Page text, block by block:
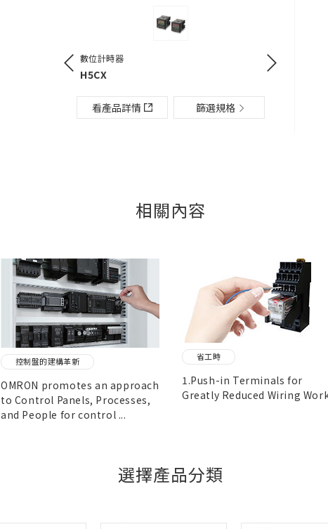
數位計時器
H5CX
看產品詳情 篩選規格
多模式計時器
相關內容
控制盤的建構革新
OMRON promotes an approach
to Control Panels, Processes,
and People for control ...
省工時
1.Push-in Terminals for
Greatly Reduced Wiring
選擇產品分類
關閉